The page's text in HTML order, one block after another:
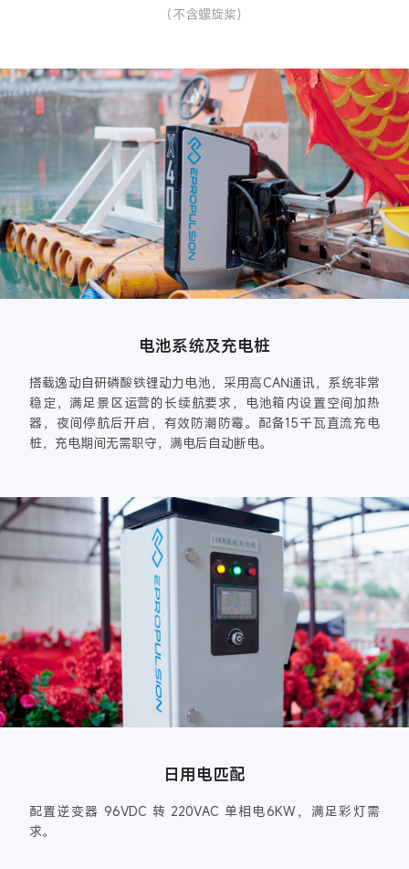
（不含螺旋桨）
电池系统及充电桩
搭载逸动自研磷酸铁锂动力电池，采用高CAN通讯，系统非常
稳定，满足景区运营的长续航要求，电池箱内设置空间加热
器，夜间停航后开启，有效防潮防霉。配备15千瓦直流充电
桩，充电期间无需职守，满电后自动断电。
日用电匹配
配置逆变器 96VDC 转 220VAC 单相电6KW，满足彩灯需
求。